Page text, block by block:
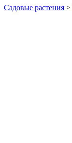
Садовые растения >